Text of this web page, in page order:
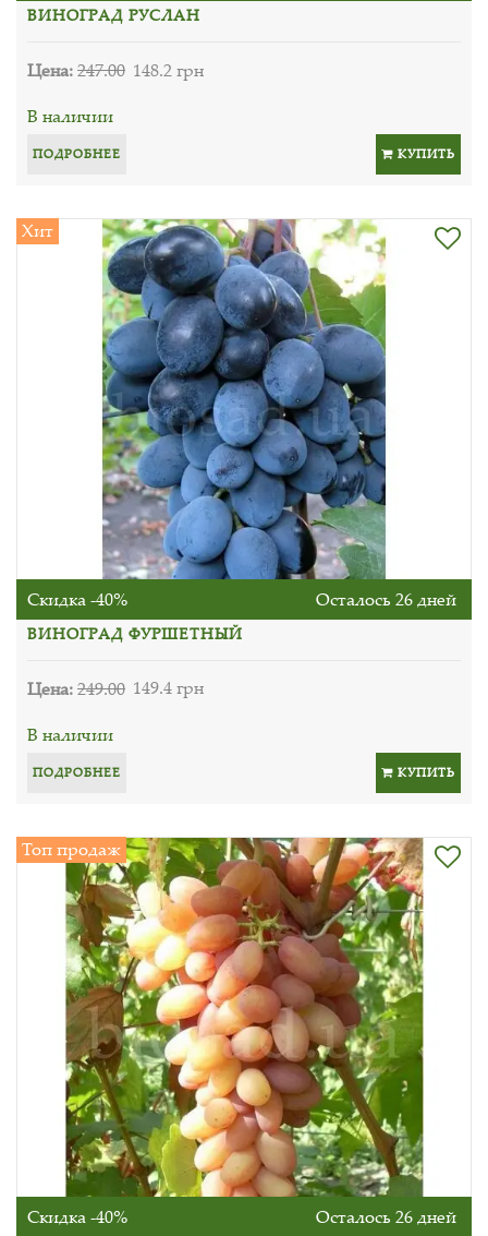
ВИНОГРАД РУСЛАН
Цена:247.00 148.2 грн
В наличии
ПОДРОБНЕЕ КУПИТЬ
Хит
Скидка -40% Осталось 26 дней
ВИНОГРАД ФУРШЕТНЫЙ
Цена:249.00 149.4 грн
В наличии
ПОДРОБНЕЕ КУПИТЬ
Топ продаж
Скидка -40% Осталось 26 дней